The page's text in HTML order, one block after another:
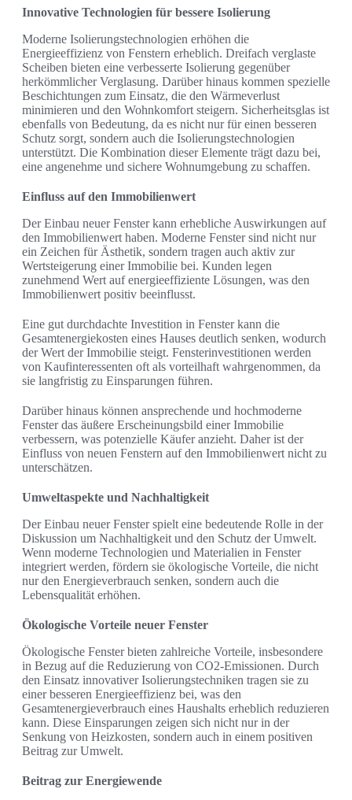
Innovative Technologien für bessere Isolierung
Moderne Isolierungstechnologien erhöhen die
Energieeffizienz von Fenstern erheblich. Dreifach verglaste
Scheiben bieten eine verbesserte Isolierung gegenüber
herkömmlicher Verglasung. Darüber hinaus kommen spezielle
Beschichtungen zum Einsatz, die den Wärmeverlust
minimieren und den Wohnkomfort steigern. Sicherheitsglas ist
ebenfalls von Bedeutung, da es nicht nur für einen besseren
Schutz sorgt, sondern auch die Isolierungstechnologien
unterstützt. Die Kombination dieser Elemente trägt dazu bei,
eine angenehme und sichere Wohnumgebung zu schaffen.
Einfluss auf den Immobilienwert
Der Einbau neuer Fenster kann erhebliche Auswirkungen auf
den Immobilienwert haben. Moderne Fenster sind nicht nur
ein Zeichen für Ästhetik, sondern tragen auch aktiv zur
Wertsteigerung einer Immobilie bei. Kunden legen
zunehmend Wert auf energieeffiziente Lösungen, was den
Immobilienwert positiv beeinflusst.
Eine gut durchdachte Investition in Fenster kann die
Gesamtenergiekosten eines Hauses deutlich senken, wodurch
der Wert der Immobilie steigt. Fensterinvestitionen werden
von Kaufinteressenten oft als vorteilhaft wahrgenommen, da
sie langfristig zu Einsparungen führen.
Darüber hinaus können ansprechende und hochmoderne
Fenster das äußere Erscheinungsbild einer Immobilie
verbessern, was potenzielle Käufer anzieht. Daher ist der
Einfluss von neuen Fenstern auf den Immobilienwert nicht zu
unterschätzen.
Umweltaspekte und Nachhaltigkeit
Der Einbau neuer Fenster spielt eine bedeutende Rolle in der
Diskussion um Nachhaltigkeit und den Schutz der Umwelt.
Wenn moderne Technologien und Materialien in Fenster
integriert werden, fördern sie ökologische Vorteile, die nicht
nur den Energieverbrauch senken, sondern auch die
Lebensqualität erhöhen.
Ökologische Vorteile neuer Fenster
Ökologische Fenster bieten zahlreiche Vorteile, insbesondere
in Bezug auf die Reduzierung von CO2-Emissionen. Durch
den Einsatz innovativer Isolierungstechniken tragen sie zu
einer besseren Energieeffizienz bei, was den
Gesamtenergieverbrauch eines Haushalts erheblich reduzieren
kann. Diese Einsparungen zeigen sich nicht nur in der
Senkung von Heizkosten, sondern auch in einem positiven
Beitrag zur Umwelt.
Beitrag zur Energiewende